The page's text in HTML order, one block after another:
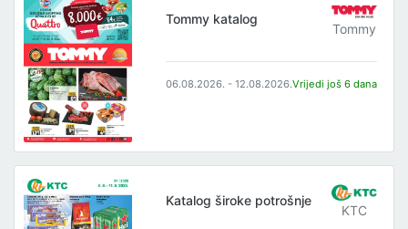
Tommy katalog
Tommy
06.08.2026. - 12.08.2026.Vrijedi još 6 dana
Katalog široke potrošnje
KTC